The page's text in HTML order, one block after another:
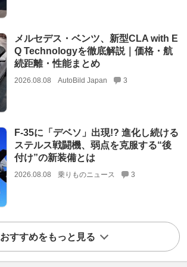
メルセデス・ベンツ、新型CLA with E
Q Technologyを徹底解説｜価格・航
続距離・性能まとめ
2026.08.08 AutoBild Japan 3
F-35に「デベソ」出現!? 進化し続ける
ステルス戦闘機、弱点を克服する“後
付け”の新装備とは
2026.08.08 乗りものニュース 3
おすすめをもっと見る